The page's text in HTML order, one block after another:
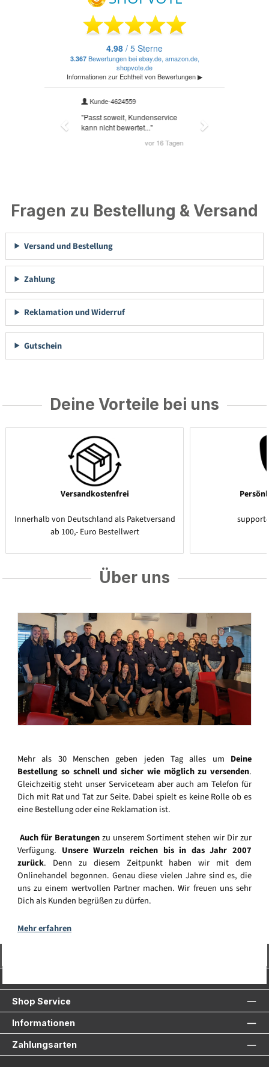
Fragen zu Bestellung & Versand
Versand und Bestellung
Zahlung
Reklamation und Widerruf
Gutschein
Deine Vorteile bei uns
Versandkostenfrei
Innerhalb von Deutschland als Paketversand
ab 100,- Euro Bestellwert
Über uns
Mehr als 30 Menschen geben jeden Tag alles um Deine
Bestellung so schnell und sicher wie möglich zu versenden.
Gleichzeitig steht unser Serviceteam aber auch am Telefon für
Dich mit Rat und Tat zur Seite. Dabei spielt es keine Rolle ob es
eine Bestellung oder eine Reklamation ist.
Auch für Beratungenzu unserem Sortiment stehen wir Dir zur
Verfügung. Unsere Wurzeln reichen bis in das Jahr 2007
zurück. Denn zu diesem Zeitpunkt haben wir mit dem
Onlinehandel begonnen. Genau diese vielen Jahre sind es, die
uns zu einem wertvollen Partner machen. Wir freuen uns sehr
Dich als Kunden begrüßen zu dürfen.
Mehr erfahren
Shop Service
Informationen
Zahlungsarten